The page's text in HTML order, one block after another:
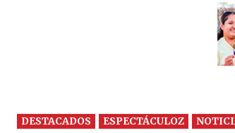
DESTACADOS ESPECTÁCULOZ